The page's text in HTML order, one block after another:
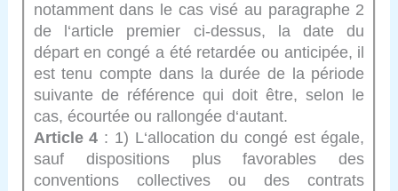
notamment dans le cas visé au paragraphe 2
de l‘article premier ci-dessus, la date du
départ en congé a été retardée ou anticipée, il
est tenu compte dans la durée de la période
suivante de référence qui doit être, selon le
cas, écourtée ou rallongée d‘autant.
Article 4 : 1) L‘allocation du congé est égale,
sauf dispositions plus favorables des
conventions collectives ou des contrats